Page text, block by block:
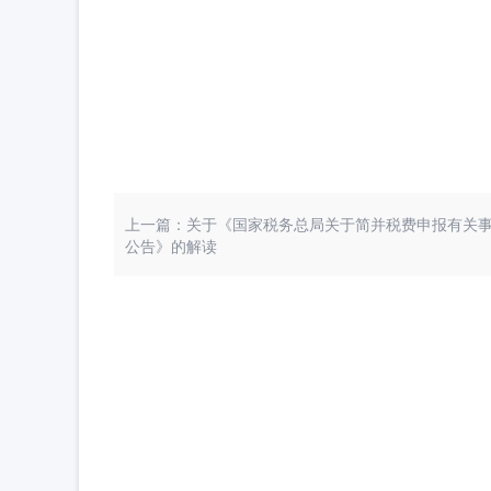
上一篇：关于《国家税务总局关于简并税费申报有关
公告》的解读